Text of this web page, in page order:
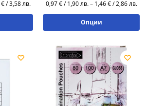
€ /3,58лв. 0,97€ /1,90лв. – 1,46€ /2,86лв.
Опции